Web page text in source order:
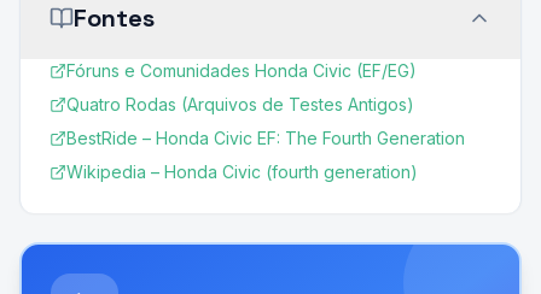
Fontes
Fóruns e Comunidades Honda Civic (EF/EG)
Quatro Rodas (Arquivos de Testes Antigos)
BestRide – Honda Civic EF: The Fourth Generation
Wikipedia – Honda Civic (fourth generation)